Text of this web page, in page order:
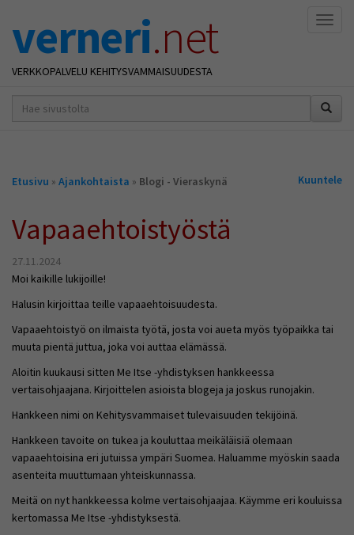
verneri.net
VERKKOPALVELU KEHITYSVAMMAISUUDESTA
hakusana(t)
Olet
Etusivu » Ajankohtaista » Blogi - Vieraskynä Kuuntele
Vapaaehtoistyöstä
27.11.2024
Moi kaikille lukijoille!
Halusin kirjoittaa teille vapaaehtoisuudesta.
Vapaaehtoistyö on ilmaista työtä, josta voi aueta myös työpaikka tai
muuta pientä juttua, joka voi auttaa elämässä.
Aloitin kuukausi sitten Me Itse -yhdistyksen hankkeessa
vertaisohjaajana. Kirjoittelen asioista blogeja ja joskus runojakin.
Hankkeen nimi on Kehitysvammaiset tulevaisuuden tekijöinä.
Hankkeen tavoite on tukea ja kouluttaa meikäläisiä olemaan
vapaaehtoisina eri jutuissa ympäri Suomea. Haluamme myöskin saada
asenteita muuttumaan yhteiskunnassa.
Meitä on nyt hankkeessa kolme vertaisohjaajaa. Käymme eri kouluissa
kertomassa Me Itse -yhdistyksestä.